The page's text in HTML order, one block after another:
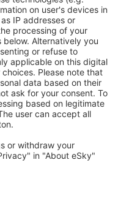
kiválasztva